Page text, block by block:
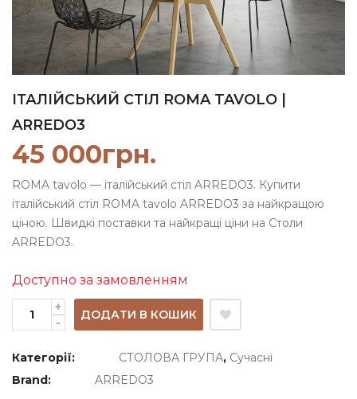
ІТАЛІЙСЬКИЙ СТІЛ ROMA TAVOLO |
ARREDO3
45 000грн.
ROMA tavolo — італійський стіл ARREDO3. Купити
італійський стіл ROMA tavolo ARREDO3 за найкращою
ціною. Швидкі поставки та найкращі ціни на Столи
ARREDO3.
Доступно за замовленням
ДОДАТИ В КОШИК
Категорії: СТОЛОВА ГРУПА, Сучасні
Brand:
ARREDO3